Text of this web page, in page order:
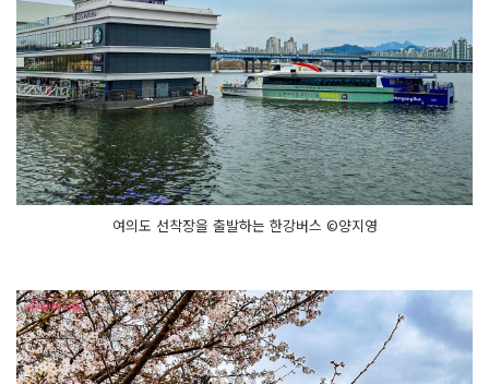
여의도 선착장을 출발하는 한강버스 ©양지영